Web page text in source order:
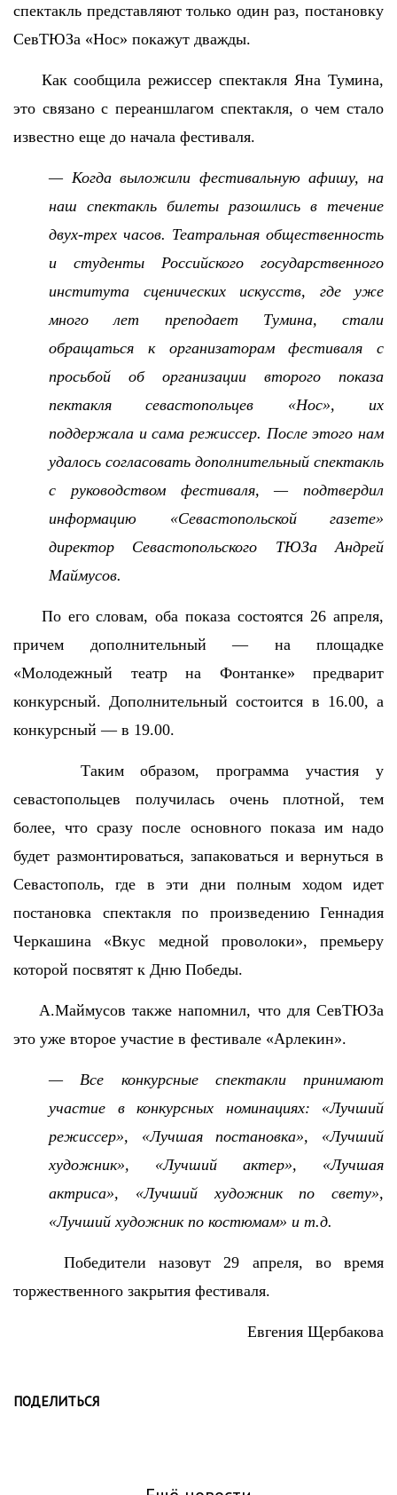
спектакль представляют только один раз, постановку
СевТЮЗа «Нос» покажут дважды.
Как сообщила режиссер спектакля Яна Тумина,
это связано с переаншлагом спектакля, о чем стало
известно еще до начала фестиваля.
— Когда выложили фестивальную афишу, на
наш спектакль билеты разошлись в течение
двух-трех часов. Театральная общественность
и студенты Российского государственного
института сценических искусств, где уже
много лет преподает Тумина, стали
обращаться к организаторам фестиваля с
просьбой об организации второго показа
пектакля севастопольцев «Нос», их
поддержала и сама режиссер. После этого нам
удалось согласовать дополнительный спектакль
с руководством фестиваля, — подтвердил
информацию «Севастопольской газете»
директор Севастопольского ТЮЗа Андрей
Маймусов.
По его словам, оба показа состоятся 26 апреля,
причем дополнительный — на площадке
«Молодежный театр на Фонтанке» предварит
конкурсный. Дополнительный состоится в 16.00, а
конкурсный — в 19.00.
Таким образом, программа участия у
севастопольцев получилась очень плотной, тем
более, что сразу после основного показа им надо
будет размонтироваться, запаковаться и вернуться в
Севастополь, где в эти дни полным ходом идет
постановка спектакля по произведению Геннадия
Черкашина «Вкус медной проволоки», премьеру
которой посвятят к Дню Победы.
А.Маймусов также напомнил, что для СевТЮЗа
это уже второе участие в фестивале «Арлекин».
— Все конкурсные спектакли принимают
участие в конкурсных номинациях: «Лучший
режиссер», «Лучшая постановка», «Лучший
художник», «Лучший актер», «Лучшая
актриса», «Лучший художник по свету»,
«Лучший художник по костюмам» и т.д.
Победители назовут 29 апреля, во время
торжественного закрытия фестиваля.
Евгения Щербакова
ПОДЕЛИТЬСЯ